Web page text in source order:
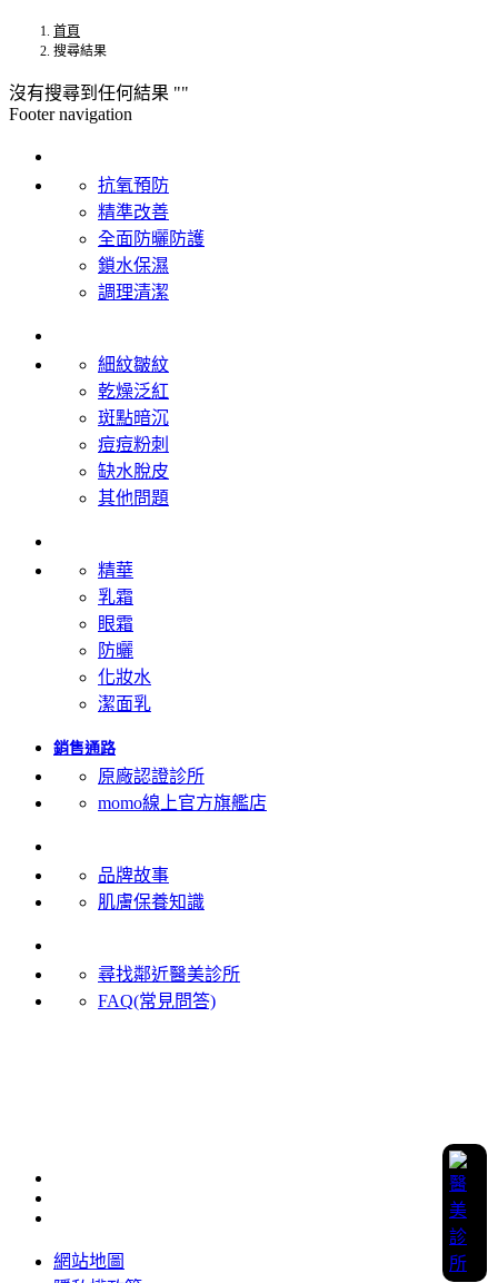
首頁
搜尋結果
沒有搜尋到任何結果
Footer navigation
抗氧預防
精準改善
全面防曬防護
鎖水保濕
調理清潔
細紋皺紋
乾燥泛紅
斑點暗沉
痘痘粉刺
缺水脫皮
其他問題
精華
乳霜
眼霜
防曬
化妝水
潔面乳
銷售通路
原廠認證診所
momo線上官方旗艦店
品牌故事
肌膚保養知識
尋找鄰近醫美診所
FAQ(常見問答)
網站地圖